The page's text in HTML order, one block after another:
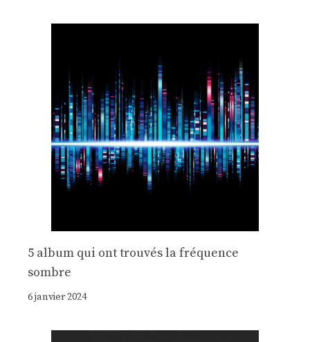
5 album qui ont trouvés la fréquence
sombre
6 janvier 2024